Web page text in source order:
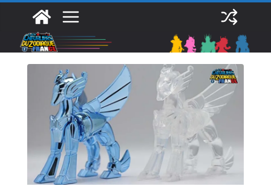
contenu